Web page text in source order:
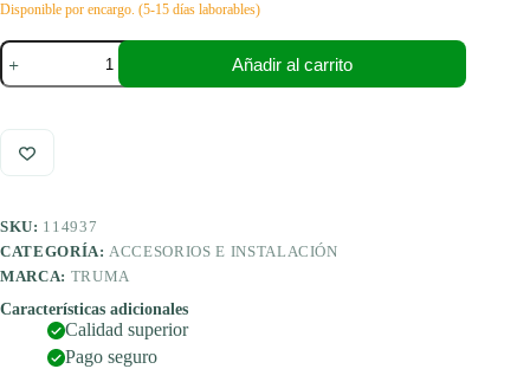
Disponible por encargo. (5-15 días laborables)
Truma
tuerca
de
final
EM,
gris
Añadir al carrito
SKU: 114937
CATEGORÍA:ACCESORIOS E INSTALACIÓN
MARCA: TRUMA
Características adicionales
Calidad superior
Pago seguro